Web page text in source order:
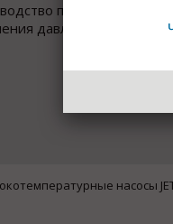
промышленного
давления JETEX
насосы